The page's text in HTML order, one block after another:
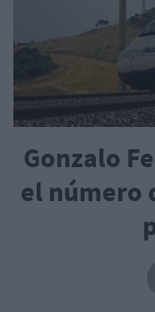
Gonzalo
el número